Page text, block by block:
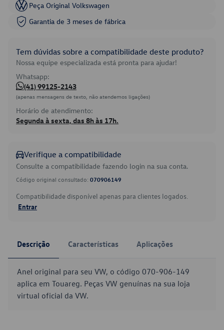
Peça Original Volkswagen
Garantia de 3 meses de fábrica
Tem dúvidas sobre a compatibilidade deste produto?
Nossa equipe especializada está pronta para ajudar!
Whatsapp:
(41) 99125-2143
(apenas mensagens de texto, não atendemos ligações)
Horário de atendimento:
Segunda à sexta, das 8h às 17h.
Verifique a compatibilidade
Consulte a compatibilidade fazendo login na sua conta.
Código original consultado: 070906149
Compatibilidade disponível apenas para clientes logados.
Entrar
Descrição Características Aplicações
Anel original para seu VW, o código 070-906-149
aplica em Touareg. Peças VW genuínas na sua loja
virtual oficial da VW.